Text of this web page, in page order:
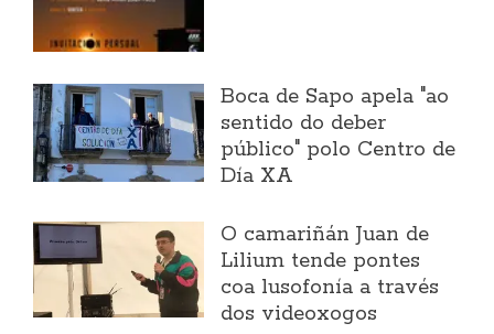
Boca de Sapo apela "ao
sentido do deber
público" polo Centro de
Día XA
O camariñán Juan de
Lilium tende pontes
coa lusofonía a través
dos videoxogos